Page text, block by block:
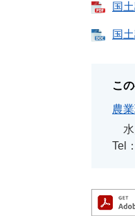
国
国
こ
農
水
Tel